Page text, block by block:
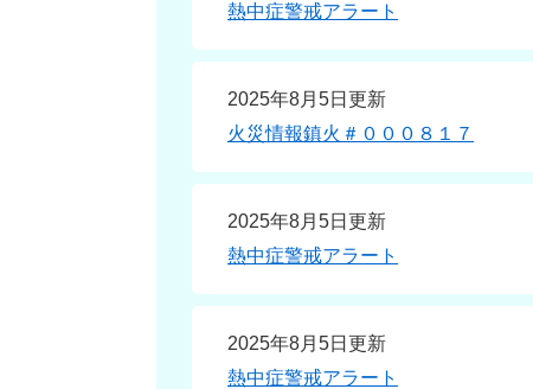
熱中症警戒アラート
2025年8月5日更新
火災情報鎮火＃０００８１７
2025年8月5日更新
熱中症警戒アラート
2025年8月5日更新
熱中症警戒アラート